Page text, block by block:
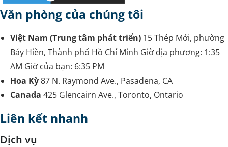
Văn phòng của chúng tôi
Việt Nam (Trung tâm phát triển) 15 Thép Mới, phường
Bảy Hiền, Thành phố Hồ Chí Minh Giờ địa phương: 1:35
AM Giờ của bạn: 6:35 PM
Hoa Kỳ87 N. Raymond Ave., Pasadena, CA
Canada 425 Glencairn Ave., Toronto, Ontario
Liên kết nhanh
Dịch vụ